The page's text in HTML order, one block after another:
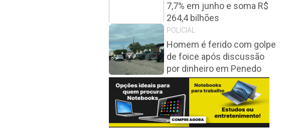
7,7% em junho e soma R$
264,4 bilhões
POLICIAL
Homem é ferido com golpe
de foice após discussão
por dinheiro em Penedo